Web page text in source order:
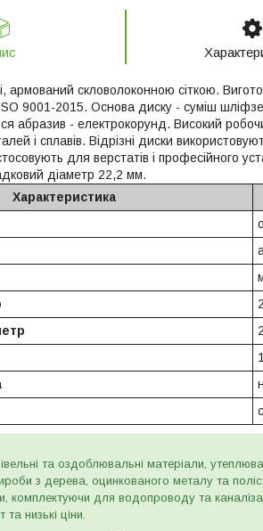
армований скловолоконною сіткою.
9001-2015. Основа диску - суміш
абразив - електрокорунд. Високий
і сплавів. Відрізні диски
для верстатів і професійного
діаметр 22,2 мм.
Характеристика
та оздоблювальні матеріали,
з дерева, оцинкованого металу та
комплектуючи для водопроводу та
низькі ціни.